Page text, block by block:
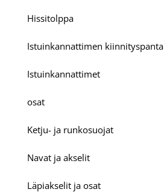
Hissitolppa
Istuinkannattimen kiinnityspanta
Istuinkannattimet
osat
Ketju- ja runkosuojat
Navat ja akselit
Läpiakselit ja osat